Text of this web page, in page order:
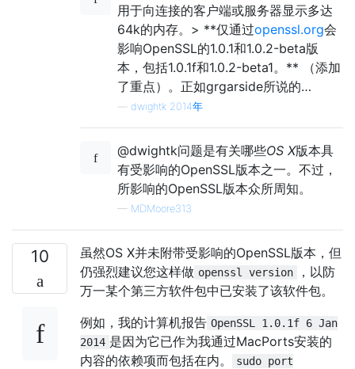
用于向连接的客户端或服务器显示多达
64k的内存。> **仅通过openssl.org会
影响OpenSSL的1.0.1和1.0.2-beta版
本，包括1.0.1f和1.0.2-beta1。** （添加
了重点）。正如grgarside所说的…
dwightk 2014年
@dwightk问题是有关哪些OS X版本具
有受影响的OpenSSL版本之一。不过，
所影响的OpenSSL版本众所周知。
— MDMoore313
10
虽然OS X并未附带受影响的OpenSSL版本，但
仍强烈建议您这样做 openssl version
，以防
万一某个第三方软件包中已安装了该软件包。
例如，我的计算机报告 OpenSSL 1.0.1f 6 Jan
2014 是因为它已作为我通过MacPorts安装的
内容的依赖项而包括在内。
sudo port